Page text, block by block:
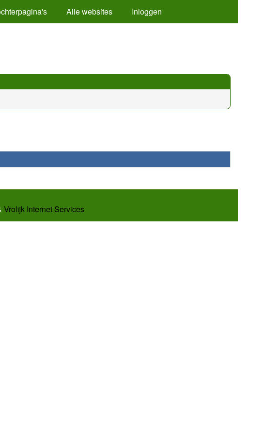
Alle websites Inloggen
Vrolijk Internet Services